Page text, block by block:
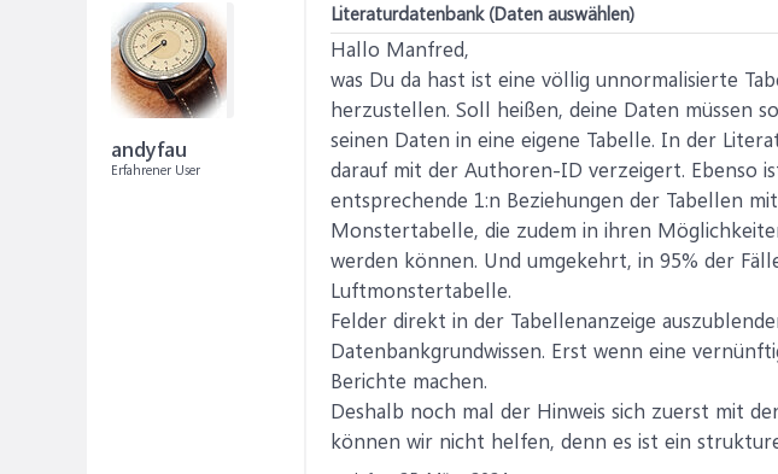
andyfau
Erfahrener User
Literaturdatenbank (Daten auswählen)
Hallo Manfred,
was Du da hast ist eine völlig unnormalisierte
herzustellen. Soll heißen, deine Daten müssen
seinen Daten in eine eigene Tabelle. In der
darauf mit der Authoren-ID verzeigert. Ebenso
entsprechende 1:n Beziehungen der Tabellen
Monstertabelle, die zudem in ihren
werden können. Und umgekehrt, in 95% der
Luftmonstertabelle.
Felder direkt in der Tabellenanzeige
Datenbankgrundwissen. Erst wenn eine
Berichte machen.
Deshalb noch mal der Hinweis sich zuerst mit
können wir nicht helfen, denn es ist ein